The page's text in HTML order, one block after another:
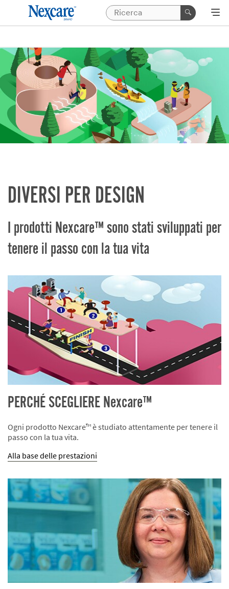
DIVERSI PER DESIGN
I prodotti Nexcare™ sono stati sviluppati per
tenere il passo con la tua vita
PERCHÉ SCEGLIERE Nexcare™
Ogni prodotto Nexcare™ è studiato attentamente per tenere il
passo con la tua vita.
Alla base delle prestazioni